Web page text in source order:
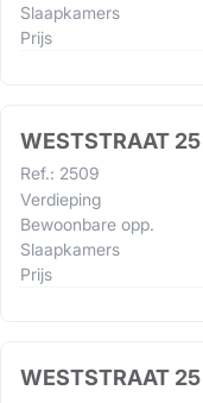
Slaapkamers
Prijs
WESTSTRAAT
Ref.: 2509
Verdieping
Bewoonbare opp.
Slaapkamers
Prijs
WESTSTRAAT